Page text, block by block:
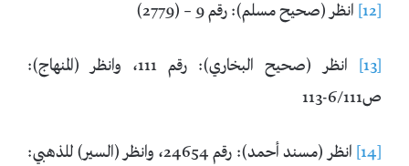
[12] انظر (صحيح مسلم): رقم 9 – (2779)
[13]
انظر (صحيح البخاري): رقم 111، وانظر (المنهاج):
ص6/111-113
[14]
انظر (مسند أحمد): رقم 24654، وانظر (السير) للذهبي: